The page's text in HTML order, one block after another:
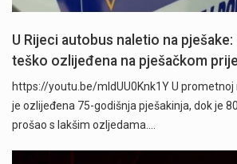
U Rijeci autobus naletio na
teško ozlijeđena na pješačkom
https://youtu.be/mldUU0Knk1Y U prometnoj
je ozlijeđena 75-godišnja pješakinja, dok je
prošao s lakšim ozljedama.…